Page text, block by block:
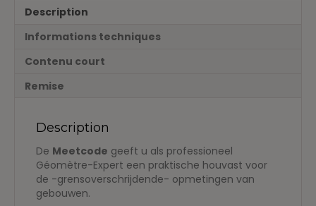
Description
Informations techniques
Contenu court
Remise
Description
De Meetcode geeft u als professioneel
Géomètre-Expert een praktische houvast voor
de -grensoverschrijdende- opmetingen van
gebouwen.